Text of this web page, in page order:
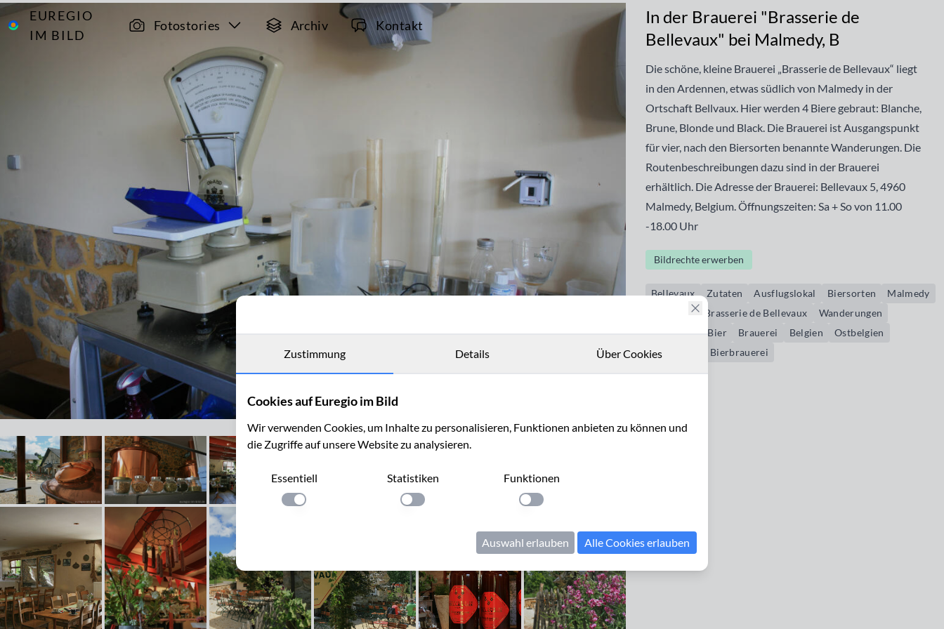
EUREGIO
IM BILD
Fotostories Archiv Kontakt
Archiv
In der Brauerei "Brasserie de Bellevaux" bei Malmedy, B
In der Brauerei "Brasserie de
Bellevaux" bei Malmedy, B
Die schöne, kleine Brauerei „Brasserie de Bellevaux“ liegt
in den Ardennen, etwas südlich von Malmedy in der
Ortschaft Bellvaux. Hier werden 4 Biere gebraut: Blanche,
Brune, Blonde und Black. Die Brauerei ist Ausgangspunkt
für vier, nach den Biersorten benannte Wanderungen. Die
Routenbeschreibungen dazu sind in der Brauerei
erhältlich. Die Adresse der Brauerei: Bellevaux 5, 4960
Malmedy, Belgium. Öffnungszeiten: Sa + So von 11.00
-18.00 Uhr
Bildrechte erwerben
Bellevaux Zutaten Ausflugslokal Biersorten
Malmedy
brasserie
Brasserie de Bellevaux
Wanderungen
Ardennen
Bier Brauerei Belgien
Ostbelgien
Ostkanton
Bierbrauerei
Zustimmung Details Über Cookies
Cookies auf Euregio im Bild
Wir verwenden Cookies, um Inhalte zu personalisieren, Funktionen anbieten zu können und
die Zugriffe auf unsere Website zu analysieren.
Essentiell
Einstellung anwenden
Statistiken
Einstellung anwenden
Funktionen
Einstellung anwenden
Auswahl erlauben Alle Cookies erlauben